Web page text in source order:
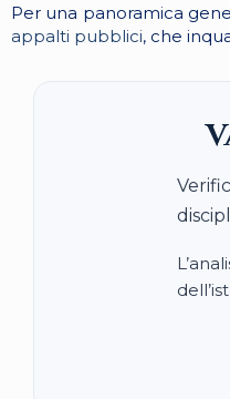
Per una panoramica
appalti pubblici, che